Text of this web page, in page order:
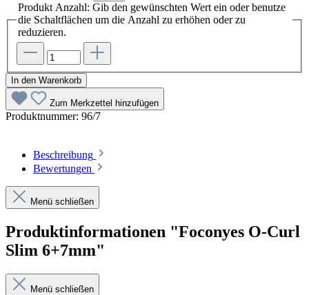
Produkt Anzahl: Gib den gewünschten Wert ein oder benutze
die Schaltflächen um die Anzahl zu erhöhen oder zu
reduzieren.
In den Warenkorb
Zum Merkzettel hinzufügen
Produktnummer: 96/7
Beschreibung
Bewertungen
Menü schließen
Produktinformationen "Foconyes O-Curl
Slim 6+7mm"
Menü schließen